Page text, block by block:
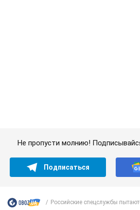
Женщине начислили 729 тыс.
вынес неожиданное решение